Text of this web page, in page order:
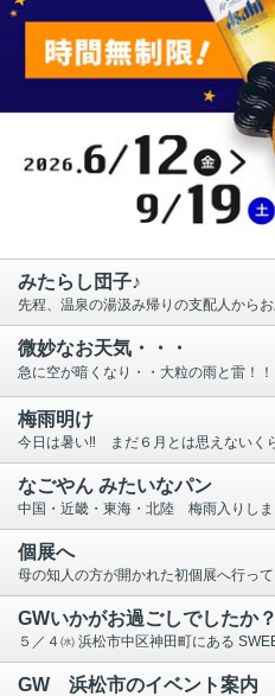
みたらし団子♪
微妙なお天気・・・
梅雨明け
なごやん みたいなパン
個展へ
GWいかがお過ごしでしたか？
GW 浜松市のイベント案内